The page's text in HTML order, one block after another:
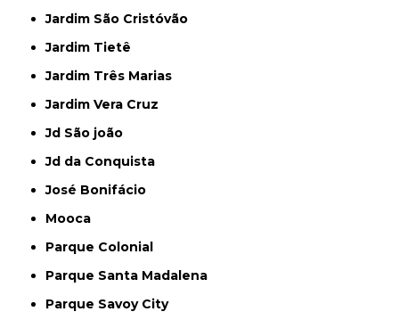
Jardim São Cristóvão
Jardim Tietê
Jardim Três Marias
Jardim Vera Cruz
Jd São joão
Jd da Conquista
José Bonifácio
Mooca
Parque Colonial
Parque Santa Madalena
Parque Savoy City